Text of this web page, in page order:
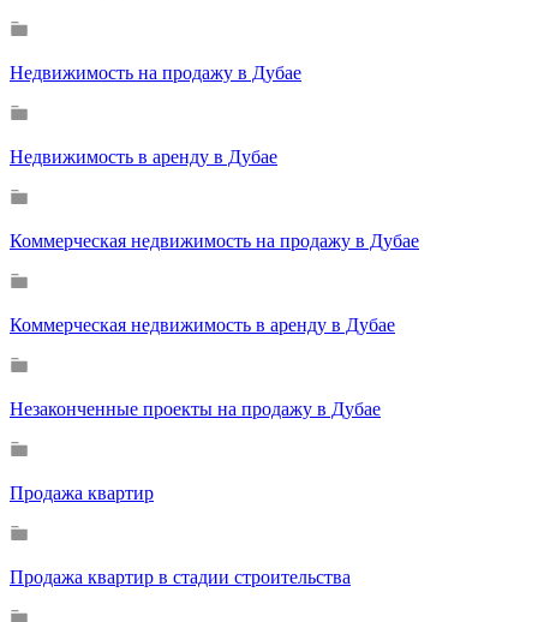
Недвижимость на продажу в Дубае
Недвижимость в аренду в Дубае
Коммерческая недвижимость на продажу в Дубае
Коммерческая недвижимость в аренду в Дубае
Незаконченные проекты на продажу в Дубае
Продажа квартир
Продажа квартир в стадии строительства